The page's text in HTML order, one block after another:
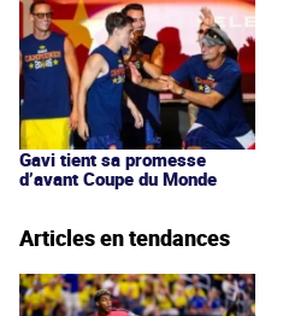
Gavi tient sa promesse
d’avant Coupe du Monde
Articles en tendances